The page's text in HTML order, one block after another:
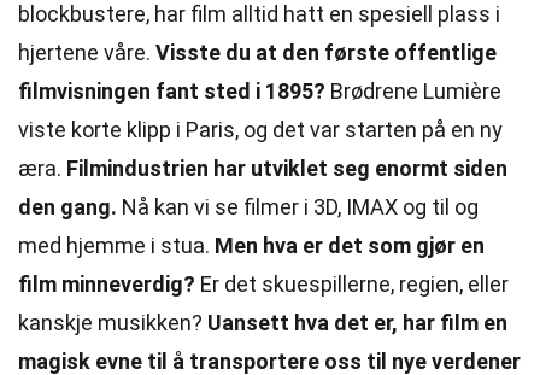
blockbustere, har film alltid hatt en spesiell plass i
hjertene våre. Visste du at den første offentlige
filmvisningen fant sted i 1895? Brødrene Lumière
viste korte klipp i Paris, og det var starten på en ny
æra. Filmindustrien har utviklet seg enormt siden
den gang. Nå kan vi se filmer i 3D, IMAX og til og
med hjemme i stua. Men hva er det som gjør en
film minneverdig? Er det skuespillerne, regien, eller
kanskje musikken? Uansett hva det er, har film en
magisk evne til å transportere oss til nye verdener